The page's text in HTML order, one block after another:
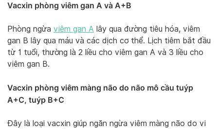
Vacxin phòng viêm gan A và A+B
Phòng ngừa viêm gan A lây qua đường tiêu hóa, viêm
gan B lây qua máu và các dịch cơ thể. Lịch tiêm bắt đầu
từ 1 tuổi, thường là 2 liều cho viêm gan A và 3 liều cho
viêm gan B.
Vacxin phòng viêm màng não do não mô cầu tuýp
A+C, tuýp B+C
Đây là loại vacxin giúp ngăn ngừa viêm màng não do vi